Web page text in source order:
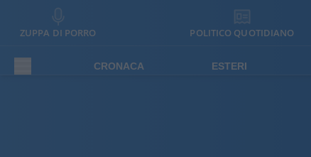
ZUPPA DI PORRO POLITICO QUOTIDIANO
CRONACA ESTERI